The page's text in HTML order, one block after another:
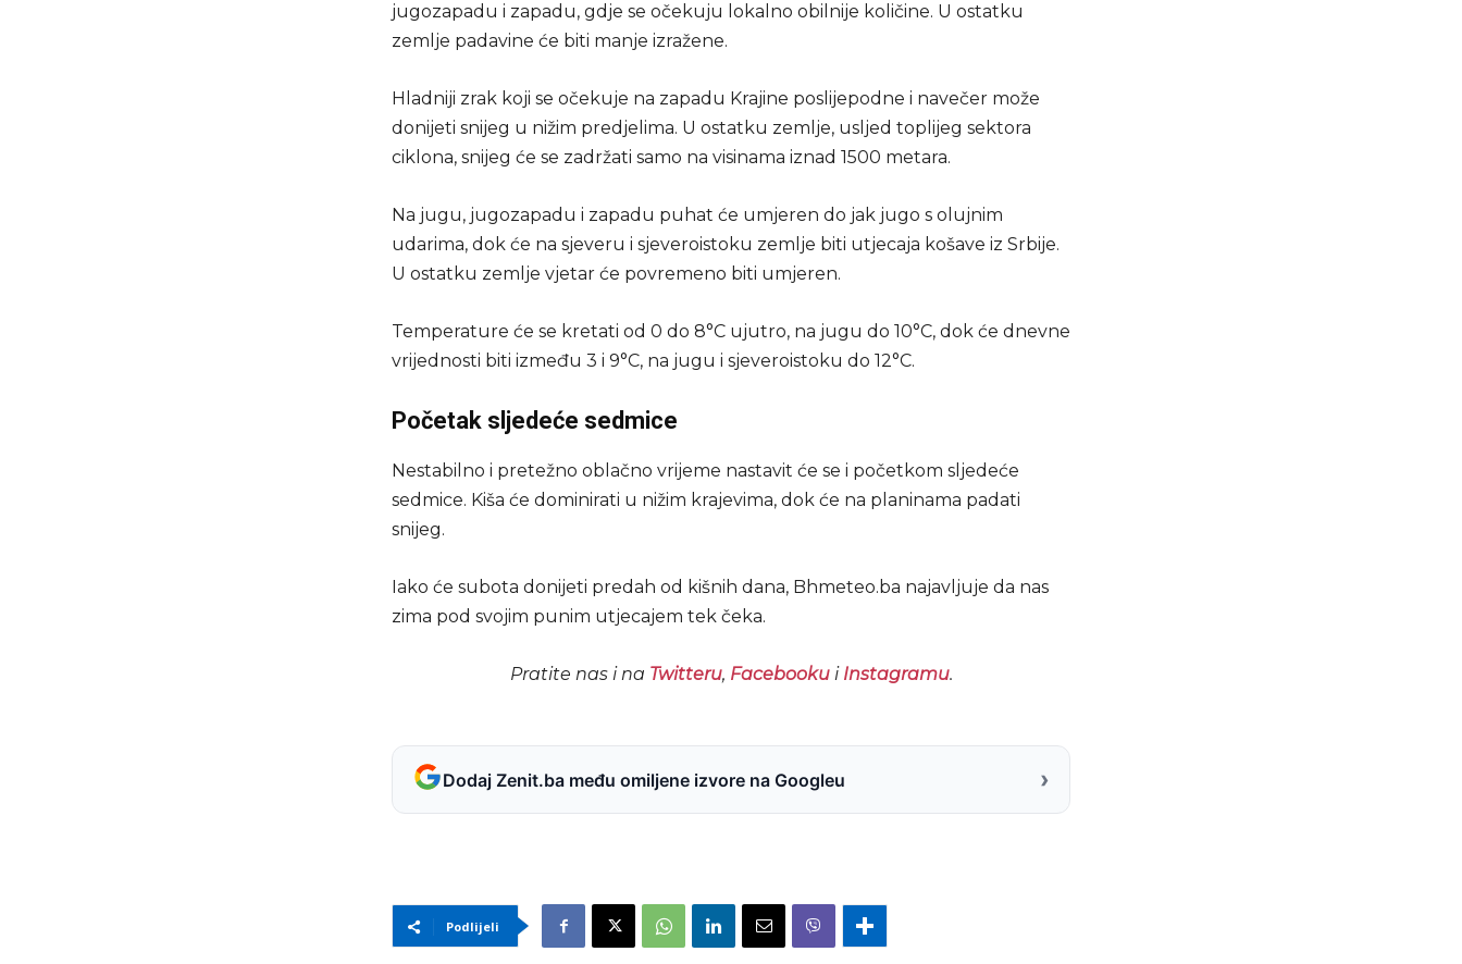
jugozapadu i zapadu, gdje se očekuju lokalno obilnije količine. U ostatku
zemlje padavine će biti manje izražene.
Hladniji zrak koji se očekuje na zapadu Krajine poslijepodne i navečer može
donijeti snijeg u nižim predjelima. U ostatku zemlje, usljed toplijeg sektora
ciklona, snijeg će se zadržati samo na visinama iznad 1500 metara.
Na jugu, jugozapadu i zapadu puhat će umjeren do jak jugo s olujnim
udarima, dok će na sjeveru i sjeveroistoku zemlje biti utjecaja košave iz Srbije.
U ostatku zemlje vjetar će povremeno biti umjeren.
Temperature će se kretati od 0 do 8°C ujutro, na jugu do 10°C, dok će dnevne
vrijednosti biti između 3 i 9°C, na jugu i sjeveroistoku do 12°C.
Početak sljedeće sedmice
Nestabilno i pretežno oblačno vrijeme nastavit će se i početkom sljedeće
sedmice. Kiša će dominirati u nižim krajevima, dok će na planinama padati
snijeg.
Iako će subota donijeti predah od kišnih dana, Bhmeteo.ba najavljuje da nas
zima pod svojim punim utjecajem tek čeka.
Pratite nas i na Twitteru, Facebookui Instagramu.
Dodaj Zenit.ba među omiljene izvore na Googleu ›
Podlijeli